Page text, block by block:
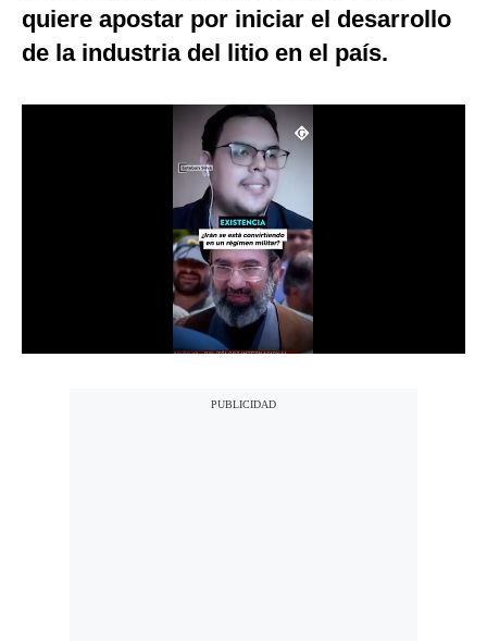
EEUU
quiere apostar por iniciar el desarrollo
de la industria del litio en el país.